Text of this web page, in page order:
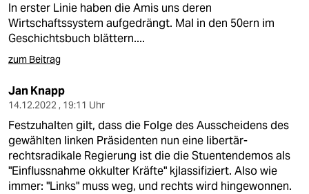
In erster Linie haben die Amis uns deren
Wirtschaftssystem aufgedrängt. Mal in den 50ern im
Geschichtsbuch blättern....
zum Beitrag
Jan Knapp
14.12.2022 , 19:11 Uhr
Festzuhalten gilt, dass die Folge des Ausscheidens des
gewählten linken Präsidenten nun eine libertär-
rechtsradikale Regierung ist die die Stuentendemos als
"Einflussnahme okkulter Kräfte" kjlassifiziert. Also wie
immer: "Links" muss weg, und rechts wird hingewonnen.